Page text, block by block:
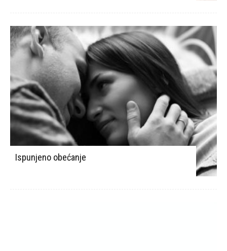
Ispunjeno obećanje